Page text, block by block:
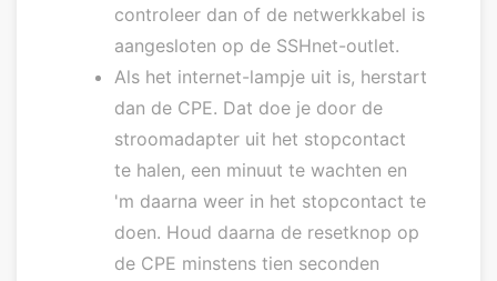
controleer dan of de netwerkkabel is
aangesloten op de SSHnet-outlet.
Als het internet-lampje uit is, herstart
dan de CPE. Dat doe je door de
stroomadapter uit het stopcontact
te halen, een minuut te wachten en
'm daarna weer in het stopcontact te
doen. Houd daarna de resetknop op
de CPE minstens tien seconden